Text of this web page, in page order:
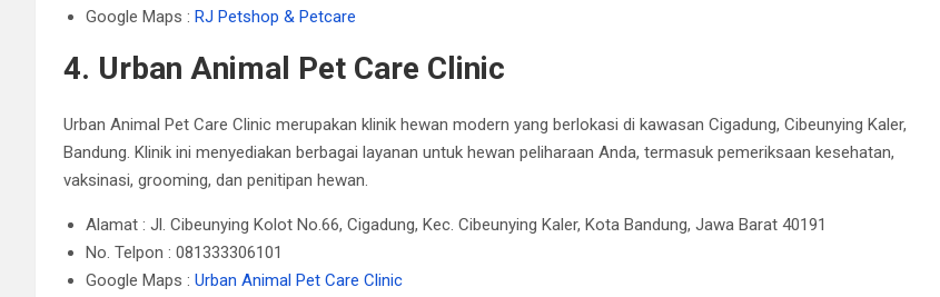
Google Maps : RJ Petshop & Petcare
4. Urban Animal Pet Care Clinic
Urban Animal Pet Care Clinic merupakan klinik hewan modern yang berlokasi di kawasan Cigadung, Cibeunying Kaler,
Bandung. Klinik ini menyediakan berbagai layanan untuk hewan peliharaan Anda, termasuk pemeriksaan kesehatan,
vaksinasi, grooming, dan penitipan hewan.
Alamat : Jl. Cibeunying Kolot No.66, Cigadung, Kec. Cibeunying Kaler, Kota Bandung, Jawa Barat 40191
No. Telpon : 081333306101
Google Maps : Urban Animal Pet Care Clinic